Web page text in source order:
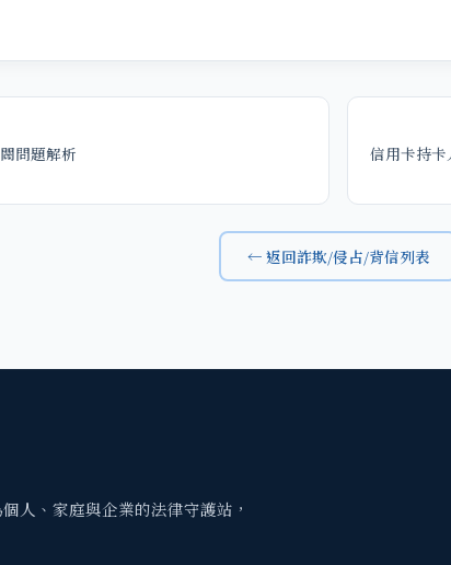
問題解析
信用卡持
← 返回詐欺/侵占/背信列表
人、家庭與企業的法律守護站，